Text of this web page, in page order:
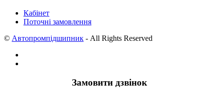
Кабінет
Поточні замовлення
© Автопромпідшипник - All Rights Reserved
Замовити дзвінок